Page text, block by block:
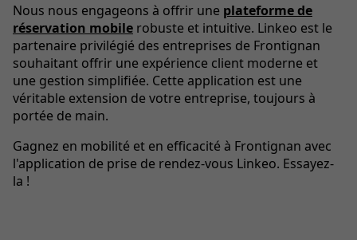
Nous nous engageons à offrir une plateforme de
réservation mobile robuste et intuitive. Linkeo est le
partenaire privilégié des entreprises de Frontignan
souhaitant offrir une expérience client moderne et
une gestion simplifiée. Cette application est une
véritable extension de votre entreprise, toujours à
portée de main.
Gagnez en mobilité et en efficacité à Frontignan avec
l'application de prise de rendez-vous Linkeo. Essayez-
la !